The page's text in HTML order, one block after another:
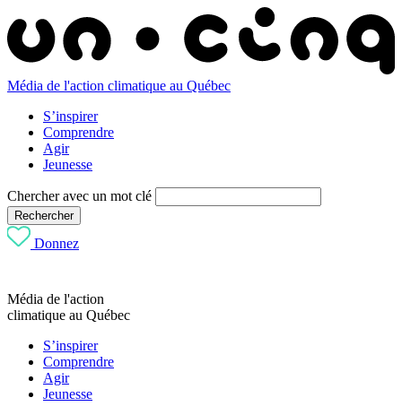
Média de l'action climatique au Québec
S’inspirer
Comprendre
Agir
Jeunesse
Chercher avec un mot clé
Rechercher
Donnez
Média de l'action
climatique au Québec
S’inspirer
Comprendre
Agir
Jeunesse